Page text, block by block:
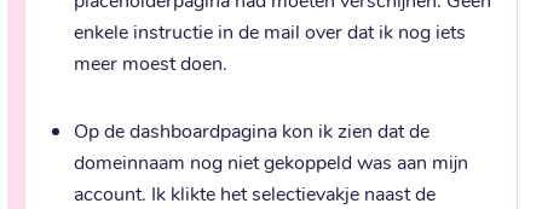
enkele instructie in de mail over dat ik nog iets
meer moest doen.
Op de dashboardpagina kon ik zien dat de
domeinnaam nog niet gekoppeld was aan mijn
account. Ik klikte het selectievakje naast de